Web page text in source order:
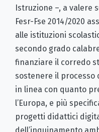
Istruzione –, a valere
Fesr-Fse 2014/2020
alle istituzioni
secondo grado
finanziare il corredo
sostenere il processo
in linea con quanto
l’Europa, e più
progetti didattici